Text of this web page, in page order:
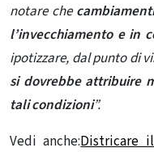
notare che
l’invecchiamento e in
ipotizzare, dal punto di
si dovrebbe attribuire
tali condizioni”.
Vedi anche:Districare